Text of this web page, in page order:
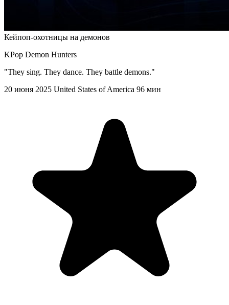
Кейпоп-охотницы на демонов
KPop Demon Hunters
"They sing. They dance. They battle demons."
20 июня 2025 United States of America 96 мин